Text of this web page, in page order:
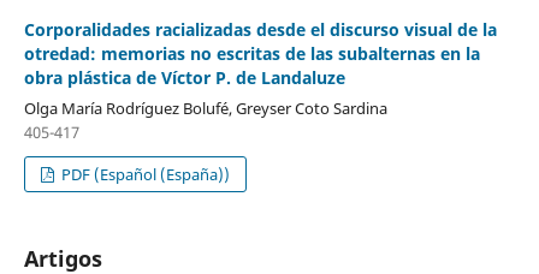
Corporalidades racializadas desde el discurso visual de la
otredad: memorias no escritas de las subalternas en la
obra plástica de Víctor P. de Landaluze
Olga María Rodríguez Bolufé, Greyser Coto Sardina
405-417
PDF (Español (España))
Artigos